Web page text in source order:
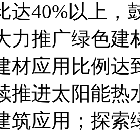
达40%以上，
力推广绿色建
材应用比例达
推进太阳能热
筑应用；探索